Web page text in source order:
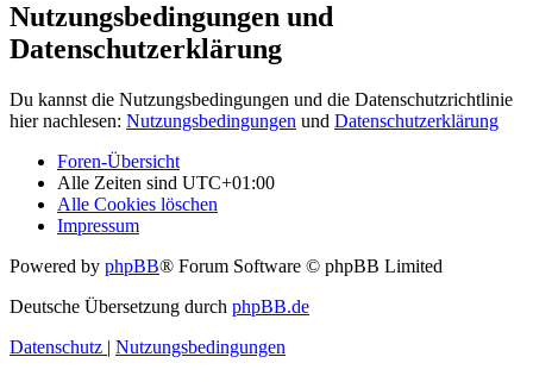
Nutzungsbedingungen und
Datenschutzerklärung
Du kannst die Nutzungsbedingungen und die Datenschutzrichtlinie
hier nachlesen: Nutzungsbedingungen und Datenschutzerklärung
Foren-Übersicht
Alle Zeiten sind UTC+01:00
Alle Cookies löschen
Impressum
Powered by phpBB® Forum Software © phpBB Limited
Deutsche Übersetzung durch phpBB.de
Datenschutz | Nutzungsbedingungen